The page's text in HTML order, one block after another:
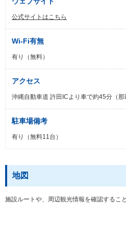
公式サイトはこちら
Wi-Fi有無
有り（無料）
アクセス
沖縄自動車道 許田ICより車で約45分（那
駐車場備考
有り（無料11台）
地図
施設ルートや、周辺観光情報を確認するこ